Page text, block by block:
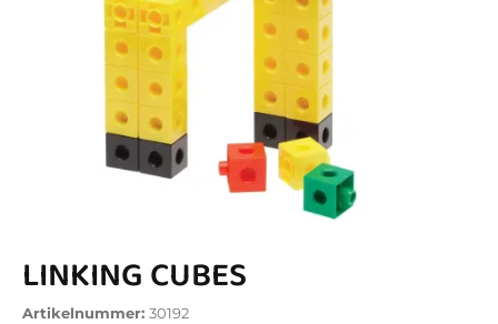
LINKING CUBES
Artikelnummer: 30192